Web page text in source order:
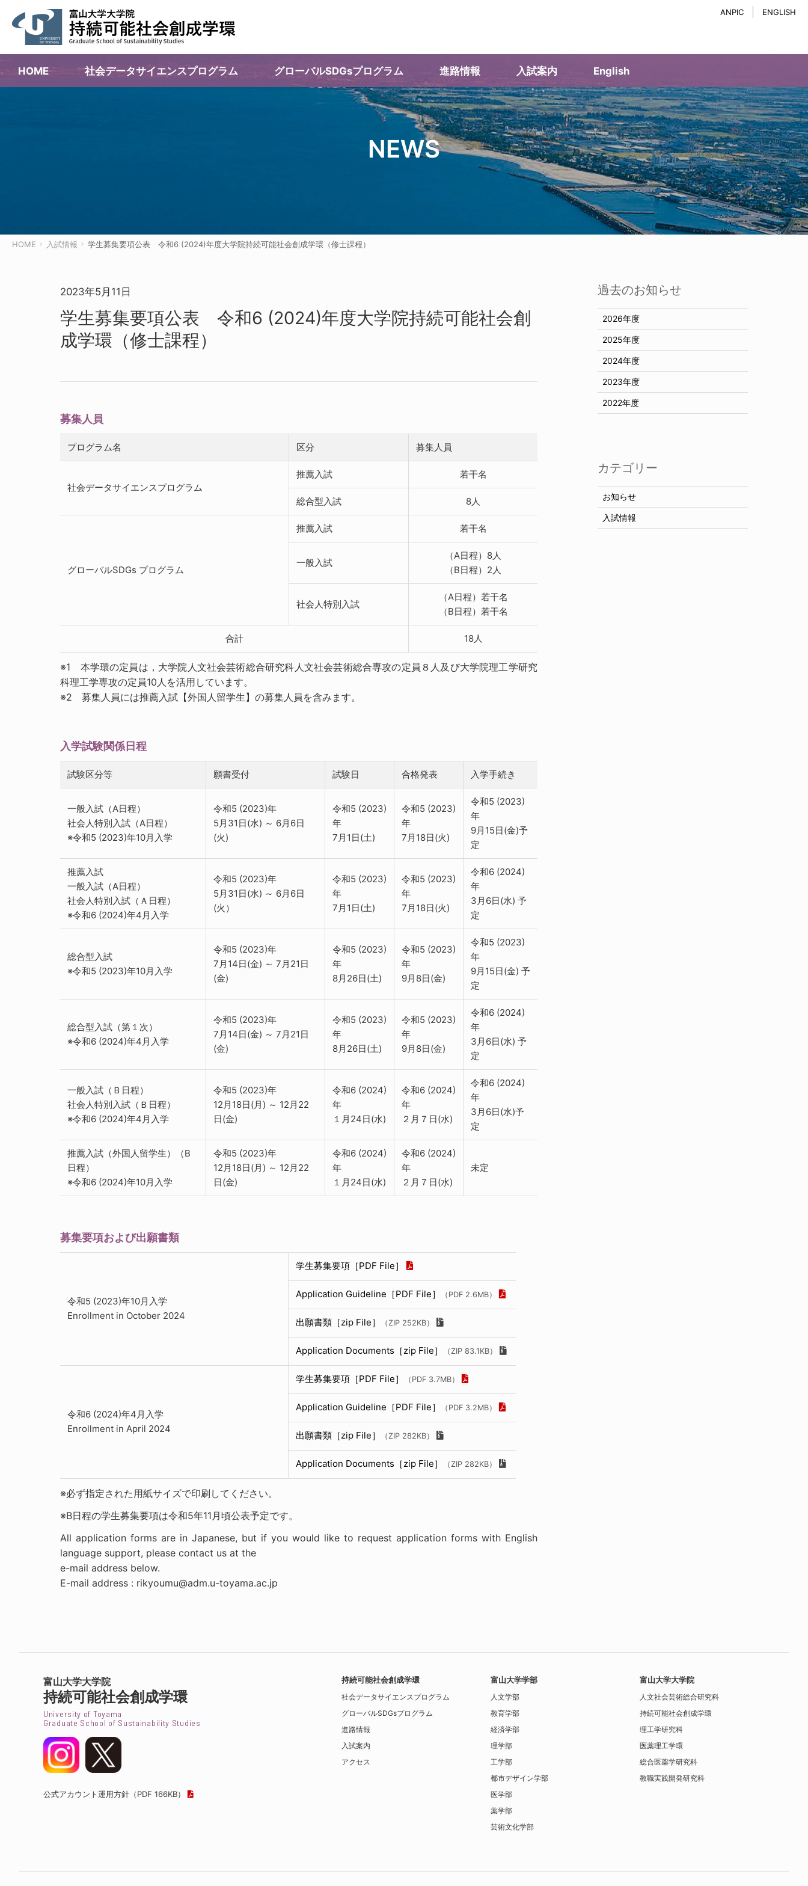
HOME 社会データサイエンスプログラム グローバルSDGsプログラム 進路情報 入試案内 English
ANPIC ENGLISH
NEWS
HOME 入試情報 学生募集要項公表 令和6 (2024)年度大学院持続可能社会創成学環（修士課程）
2023年5月11日
学生募集要項公表 令和6 (2024)年度大学院持続可能社会創
成学環（修士課程）
募集人員
プログラム名 区分 募集人員
社会データサイエンスプログラム
推薦入試 若干名
総合型入試 8人
グローバルSDGs プログラム
推薦入試 若干名
一般入試
（A日程）8人
（B日程）2人
社会人特別入試
（A日程）若干名
（B日程）若干名
合計 18人
※1 本学環の定員は，大学院人文社会芸術総合研究科人文社会芸術総合専攻の定員８人及び大学院理工学研究
科理工学専攻の定員10人を活用しています。
※2 募集人員には推薦入試【外国人留学生】の募集人員を含みます。
入学試験関係日程
試験区分等 願書受付 試験日 合格発表 入学手続き
一般入試（A日程）
社会人特別入試（A日程）
※令和5 (2023)年10月入学
令和5 (2023)年
5月31日(水) ～ 6月6日
(火)
令和5 (2023)
年
7月1日(土)
令和5 (2023)
年
7月18日(火)
令和5 (2023)
年
9月15日(金)予
定
推薦入試
一般入試（A日程）
社会人特別入試（Ａ日程）
※令和6 (2024)年4月入学
令和5 (2023)年
5月31日(水) ～ 6月6日
(火）
令和5 (2023)
年
7月1日(土)
令和5 (2023)
年
7月18日(火)
令和6 (2024)
年
3月6日(水) 予
定
総合型入試
※令和5 (2023)年10月入学
令和5 (2023)年
7月14日(金) ～ 7月21日
(金)
令和5 (2023)
年
8月26日(土)
令和5 (2023)
年
9月8日(金)
令和5 (2023)
年
9月15日(金) 予
定
総合型入試（第１次）
※令和6 (2024)年4月入学
令和5 (2023)年
7月14日(金) ～ 7月21日
(金)
令和5 (2023)
年
8月26日(土)
令和5 (2023)
年
9月8日(金)
令和6 (2024)
年
3月6日(水) 予
定
一般入試（Ｂ日程）
社会人特別入試（Ｂ日程）
※令和6 (2024)年4月入学
令和5 (2023)年
12月18日(月) ～ 12月22
日(金)
令和6 (2024)
年
１月24日(水)
令和6 (2024)
年
２月７日(水)
令和6 (2024)
年
3月6日(水)予
定
推薦入試（外国人留学生）（B
日程）
※令和6 (2024)年10月入学
令和5 (2023)年
12月18日(月) ～ 12月22
日(金)
令和6 (2024)
年
１月24日(水)
令和6 (2024)
年
２月７日(水)
未定
募集要項および出願書類
令和5 (2023)年10月入学
Enrollment in October 2024
学生募集要項［PDF File］
Application Guideline［PDF File］ （PDF 2.6MB）
出願書類［zip File］ （ZIP 252KB）
Application Documents［zip File］ （ZIP 83.1KB）
令和6 (2024)年4月入学
Enrollment in April 2024
学生募集要項［PDF File］ （PDF 3.7MB）
Application Guideline［PDF File］ （PDF 3.2MB）
出願書類［zip File］ （ZIP 282KB）
Application Documents［zip File］ （ZIP 282KB）
※必ず指定された用紙サイズで印刷してください。
※B日程の学生募集要項は令和5年11月頃公表予定です。
All application forms are in Japanese, but if you would like to request application forms with English
language support, please contact us at the
e-mail address below.
E-mail address : rikyoumu@adm.u-toyama.ac.jp
過去のお知らせ
2026年度
2025年度
2024年度
2023年度
2022年度
カテゴリー
お知らせ
入試情報
富山大学大学院
持続可能社会創成学環
University of Toyama
Graduate School of Sustainability Studies
公式アカウント運用方針 （PDF 166KB）
持続可能社会創成学環
社会データサイエンスプログラム
グローバルSDGsプログラム
進路情報
入試案内
アクセス
富山大学学部
人文学部
教育学部
経済学部
理学部
工学部
都市デザイン学部
医学部
薬学部
芸術文化学部
富山大学大学院
人文社会芸術総合研究科
持続可能社会創成学環
理工学研究科
医薬理工学環
総合医薬学研究科
教職実践開発研究科